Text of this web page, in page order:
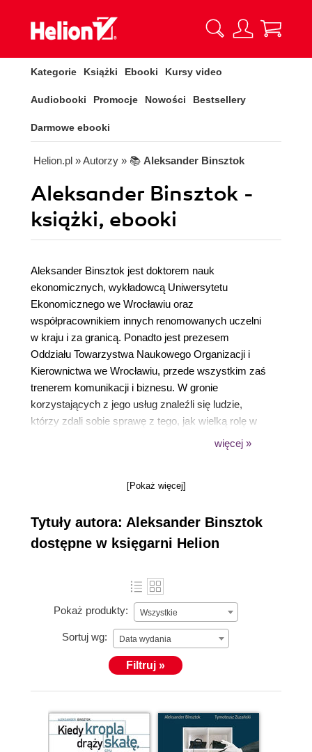
Kategorie Książki Ebooki Kursy video
Audiobooki Promocje Nowości Bestsellery
Darmowe ebooki
Helion.pl » Autorzy » 📚 Aleksander Binsztok
Aleksander Binsztok -
książki, ebooki
Aleksander Binsztok jest doktorem nauk
ekonomicznych, wykładowcą Uniwersytetu
Ekonomicznego we Wrocławiu oraz
współpracownikiem innych renomowanych uczelni
w kraju i za granicą. Ponadto jest prezesem
Oddziału Towarzystwa Naukowego Organizacji i
Kierownictwa we Wrocławiu, przede wszystkim zaś
trenerem komunikacji i biznesu. W gronie
korzystających z jego usług znaleźli się ludzie,
którzy zdali sobie sprawę z tego, jak wielką rolę w
agentów ubezpieczeniowych, sprzedawców
międzynarodowych korporacji. Jest twórcą Modelu
Permanentnego Rozwoju Społecznego (Permanent
Social Development Model — PSDM). Przeczytaj
więcej »
[Pokaż więcej]
Tytuły autora: Aleksander Binsztok
dostępne w księgarni Helion
Pokaż produkty: Wszystkie
Sortuj wg: Data wydania
Filtruj »